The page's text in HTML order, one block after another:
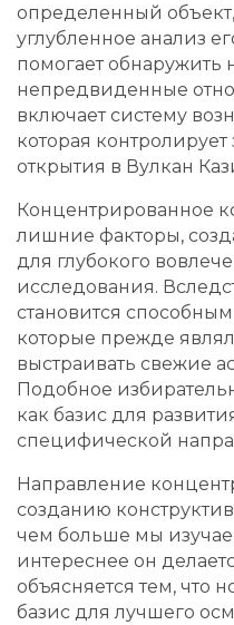
определенный
углубленное анализ
помогает обнаружить
непредвиденные
включает систему
которая
открытия в Вулкан
Концентрированное
лишние факторы,
для глубокого
исследования.
становится
которые прежде
выстраивать свежие
Подобное
как базис для
специфической
Направление
созданию
чем больше мы
интереснее он
объясняется тем,
базис для лучшего